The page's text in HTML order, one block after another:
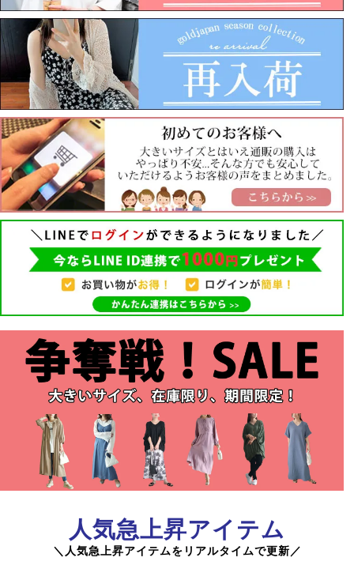
人気急上昇アイテム
＼人気急上昇アイテムをリアルタイムで更新／